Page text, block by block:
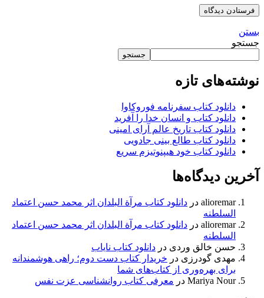
بستن
جستجو
جستجو
نوشته‌های تازه
دانلود کتاب سفرنامه فوروکاوا
دانلود کتاب و انسان خدا را آفرید
دانلود کتاب تاریخ عالم آرای امینی
دانلود کتاب طالع بینی جادویی
دانلود کتاب خود هیپنوتیزم سریع
آخرین دیدگاه‌ها
alioremar در دانلود کتاب مرآة البلدان اثر محمد حسن اعتماد
السلطنه
alioremar در دانلود کتاب مرآة البلدان اثر محمد حسن اعتماد
السلطنه
حسن خالق وردی در دانلود کتاب نایاب
مهدی گودرزی در خریدار کتاب دست دوم؛ راهی هوشمندانه
برای بهره‌وری از کتاب‌های شما
Mariya Nour در معرفی کتاب روانشناسی عزت نفس